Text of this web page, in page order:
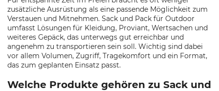
zusätzliche Ausrüstung als eine passende Möglichkeit zum
Verstauen und Mitnehmen. Sack und Pack für Outdoor
umfasst Lösungen für Kleidung, Proviant, Wertsachen und
weiteres Gepäck, das unterwegs gut erreichbar und
angenehm zu transportieren sein soll. Wichtig sind dabei
vor allem Volumen, Zugriff, Tragekomfort und ein Format,
das zum geplanten Einsatz passt.
Welche Produkte gehören zu Sack und